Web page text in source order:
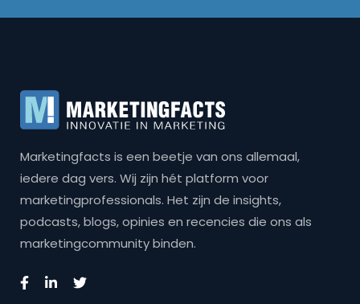
Marketingfacts is een beetje van ons allemaal,
iedere dag vers. Wij zijn hét platform voor
marketingprofessionals. Het zijn de insights,
podcasts, blogs, opinies en recencies die ons als
marketingcommunity binden.